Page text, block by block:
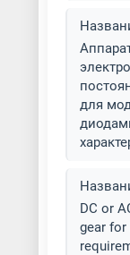
для
DC or
gear for